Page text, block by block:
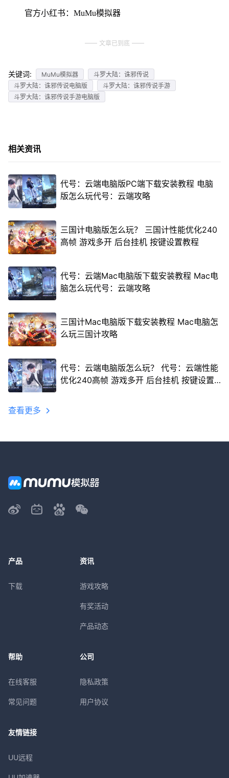
官方小红书：MuMu模拟器
文章已到底
关键词: MuMu模拟器
斗罗大陆：诛邪传说
斗罗大陆：诛邪传说电脑版
斗罗大陆：诛邪传说手游
斗罗大陆：诛邪传说手游电脑版
相关资讯
代号：云端电脑版PC端下载安装教程 电脑
版怎么玩代号：云端攻略
三国计电脑版怎么玩？ 三国计性能优化240
高帧 游戏多开 后台挂机 按键设置教程
代号：云端Mac电脑版下载安装教程 Mac电
脑怎么玩代号：云端攻略
三国计Mac电脑版下载安装教程 Mac电脑怎
么玩三国计攻略
代号：云端电脑版怎么玩？ 代号：云端性能
优化240高帧 游戏多开 后台挂机 按键设置
查看更多
产品
下载
资讯
游戏攻略
有奖活动
产品动态
帮助
在线客服
常见问题
公司
隐私政策
用户协议
友情链接
UU远程